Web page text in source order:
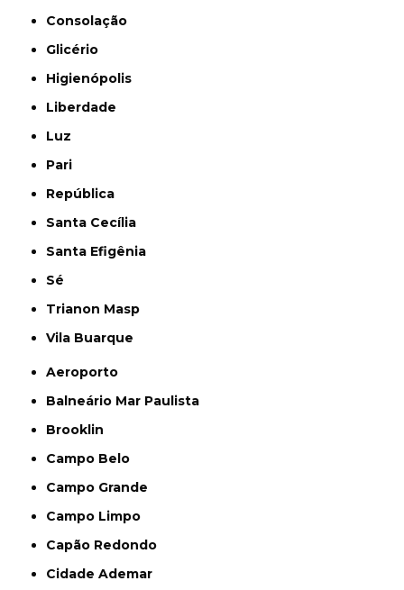
Consolação
Glicério
Higienópolis
Liberdade
Luz
Pari
República
Santa Cecília
Santa Efigênia
Sé
Trianon Masp
Vila Buarque
Aeroporto
Balneário Mar Paulista
Brooklin
Campo Belo
Campo Grande
Campo Limpo
Capão Redondo
Cidade Ademar